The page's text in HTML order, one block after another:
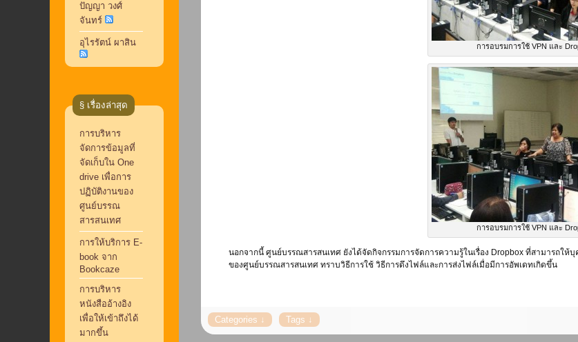
ปัญญา วงศ์
จันทร์
อุไรรัตน์ ผาสิน
§ เรื่องล่าสุด
การบริหาร
จัดการข้อมูลที่
จัดเก็บใน One
drive เพื่อการ
ปฏิบัติงานของ
ศูนย์บรรณ
สารสนเทศ
การให้บริการ E-
book จาก
Bookcaze
การบริหาร
หนังสืออ้างอิง
เพื่อให้เข้าถึงได้
มากขึ้น
การอบรมการใช้ VPN และ
การอบรมการใช้ VPN และ
นอกจากนี้ ศูนย์บรรณสารสนเทศ ยังได้จัดกิจกรรมการจัดการความรู้ในเรื่อง Dropbox ที่สามารถใ
ของศูนย์บรรณสารสนเทศ ทราบวิธีการใช้ วิธีการดึงไฟล์และการส่งไฟล์เมื่อมีการอัพเดทเกิดขึ้น